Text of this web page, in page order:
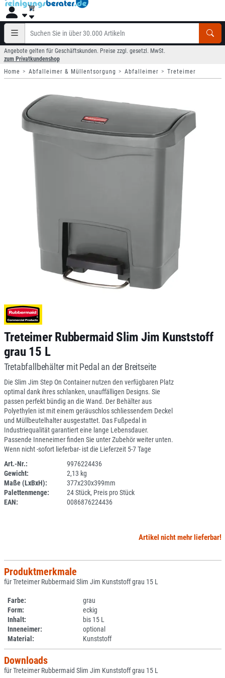
Angebote gelten für Geschäftskunden. Preise zzgl. gesetzl. MwSt.
zum Privatkundenshop
Home
Abfalleimer & Müllentsorgung Abfalleimer Treteimer
Treteimer Rubbermaid Slim Jim Kunststoff
grau 15 L
Tretabfallbehälter mit Pedal an der Breitseite
Die Slim Jim Step On Container nutzen den verfügbaren Platz
optimal dank ihres schlanken, unauffälligen Designs. Sie
passen perfekt bündig an die Wand. Der Behälter aus
Polyethylen ist mit einem geräuschlos schliessendem Deckel
und Müllbeutelhalter ausgestattet. Das Fußpedal in
Industriequalität garantiert eine lange Lebensdauer.
Passende Inneneimer finden Sie unter Zubehör weiter unten.
Wenn nicht -sofort lieferbar- ist die Lieferzeit 5-7 Tage
Art.-Nr.:
9976224436
Gewicht:
2,13 kg
Maße (LxBxH):
377x230x399mm
Palettenmenge:
24 Stück, Preis pro Stück
EAN:
0086876224436
Artikel nicht mehr lieferbar!
Produktmerkmale
für Treteimer Rubbermaid Slim Jim Kunststoff grau 15 L
Farbe:
grau
Form:
eckig
Inhalt:
bis 15 L
Inneneimer:
optional
Material:
Kunststoff
Downloads
für Treteimer Rubbermaid Slim Jim Kunststoff grau 15 L